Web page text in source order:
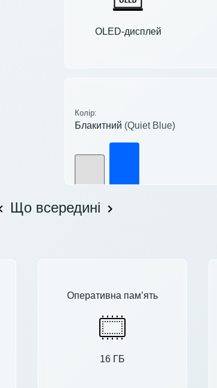
OLED-дисплей
Колір:
Блакитний (Quiet Blue)
Що всередині
Оперативна пам’ять
16 ГБ